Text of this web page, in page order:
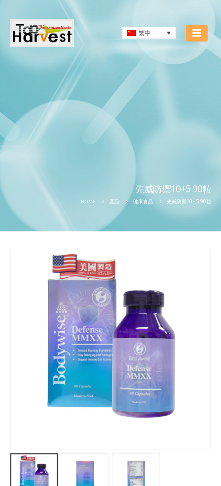
繁中
先威防禦10+5 90粒
HOME 產品 健康食品 先威防禦10+5 90粒